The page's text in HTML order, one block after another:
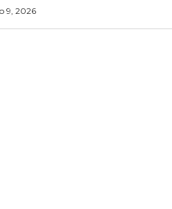
9, 2026